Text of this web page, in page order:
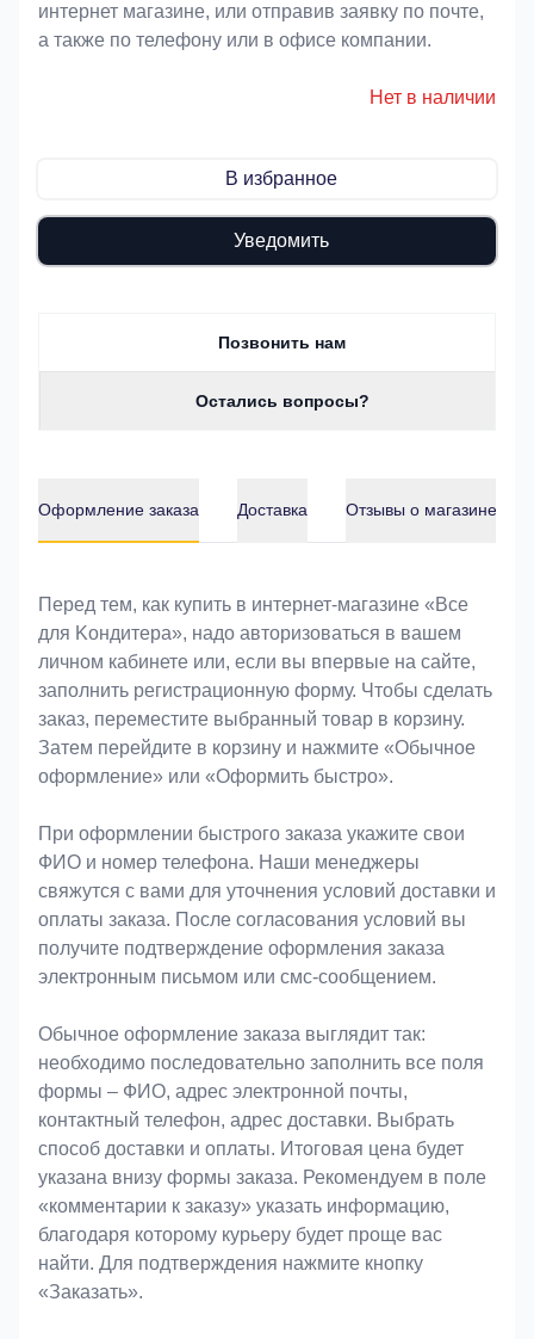
интернет магазине, или отправив заявку по почте,
а также по телефону или в офисе компании.
Нет в наличии
В избранное
Уведомить
Позвонить нам
Остались вопросы?
Оформление заказа Доставка Отзывы о магазине
Оформление заказа
Перед тем, как купить в интернет-магазине «Bce
для Koндитeрa», надо авторизоваться в вашем
личном кабинете или, если вы впервые на сайте,
заполнить регистрационную форму. Чтобы сделать
заказ, переместите выбранный товар в корзину.
Затем перейдите в корзину и нажмите «Обычное
оформление» или «Оформить быстро».
При оформлении быстрого заказа укажите свои
ФИО и номер телефона. Наши менеджеры
свяжутся с вами для уточнения условий доставки и
оплаты заказа. После согласования условий вы
получите подтверждение оформления заказа
электронным письмом или смс-сообщением.
Обычное оформление заказа выглядит так:
необходимо последовательно заполнить все поля
формы – ФИО, адрес электронной почты,
контактный телефон, адрес доставки. Выбрать
способ доставки и оплаты. Итоговая цена будет
указана внизу формы заказа. Рекомендуем в поле
«комментарии к заказу» указать информацию,
благодаря которому курьеру будет проще вас
найти. Для подтверждения нажмите кнопку
«Заказать».